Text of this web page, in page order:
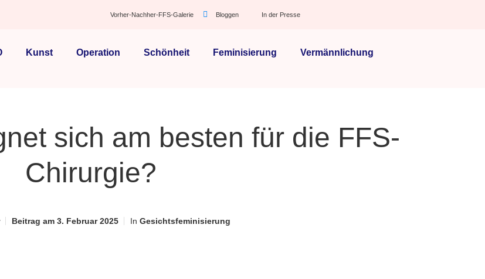
Vorher-Nachher-FFS-Galerie Bloggen In der Presse
Kunst Operation Schönheit Feminisierung Vermännlichung
sich am besten für die FFS-
Chirurgie?
Beitrag am 3. Februar 2025 In Gesichtsfeminisierung